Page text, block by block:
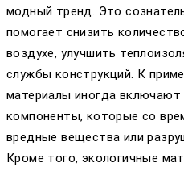
модный тренд. Это
помогает снизить
воздухе, улучшить
службы конструкций. К
материалы иногда включают
компоненты, которые со
вредные вещества или
Кроме того, экологичные